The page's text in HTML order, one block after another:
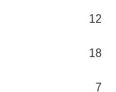
12
18
7